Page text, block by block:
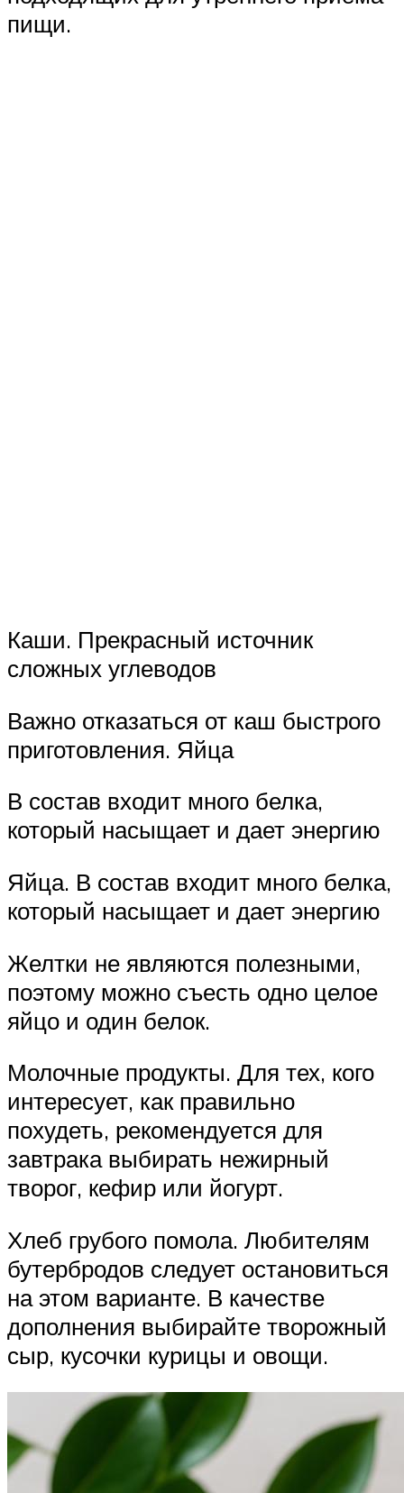
пищи.
Каши. Прекрасный источник
сложных углеводов
Важно отказаться от каш быстрого
приготовления. Яйца
В состав входит много белка,
который насыщает и дает энергию
Яйца. В состав входит много белка,
который насыщает и дает энергию
Желтки не являются полезными,
поэтому можно съесть одно целое
яйцо и один белок.
Молочные продукты. Для тех, кого
интересует, как правильно
похудеть, рекомендуется для
завтрака выбирать нежирный
творог, кефир или йогурт.
Хлеб грубого помола. Любителям
бутербродов следует остановиться
на этом варианте. В качестве
дополнения выбирайте творожный
сыр, кусочки курицы и овощи.